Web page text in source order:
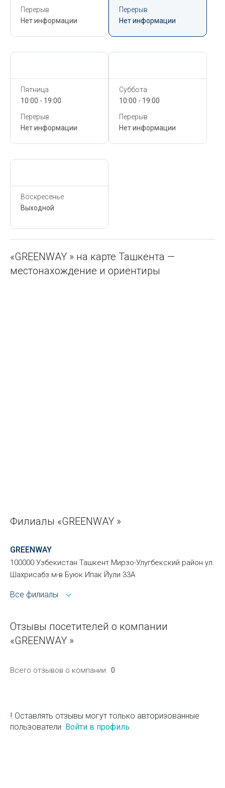
Перерыв
Нет информации
Перерыв
Нет информации
Пятница
10:00 - 19:00
Перерыв
Нет информации
Суббота
10:00 - 19:00
Перерыв
Нет информации
Воскресенье
Выходной
«GREENWAY » на карте Ташкента —
местонахождение и ориентиры
Филиалы «GREENWAY »
GREENWAY
100000 Узбекистан Ташкент Мирзо-Улугбекский район ул.
Шахрисабз м-в Буюк Ипак Йули 33А
Все филиалы
Отзывы посетителей о компании
«GREENWAY »
Всего отзывов о компании 0
! Оставлять отзывы могут только авторизованные
пользователи. Войти в профиль